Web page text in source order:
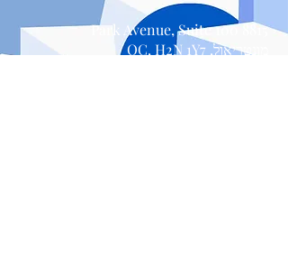
8815 Park Avenue, Suite 100
מונטריאול, QC, H2N 1Y7